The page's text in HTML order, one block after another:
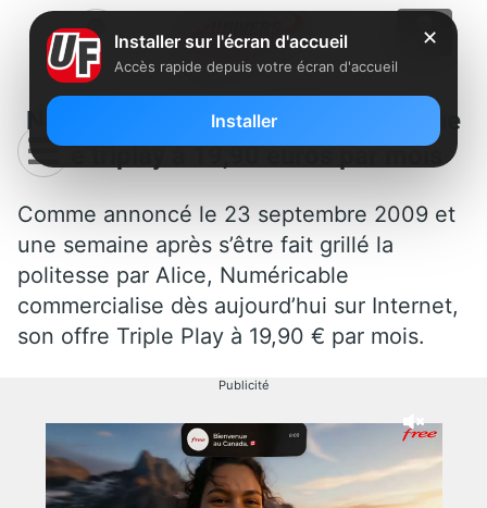
Numéricable lance à son tour une
offre triplay à 19,90 euros par mois
Comme annoncé le 23 septembre 2009 et
une semaine après s’être fait grillé la
politesse par Alice, Numéricable
commercialise dès aujourd’hui sur Internet,
son offre Triple Play à 19,90 € par mois.
Publicité
✕
Installer sur l'écran d'accueil
Accès rapide depuis votre écran d'accueil
Installer